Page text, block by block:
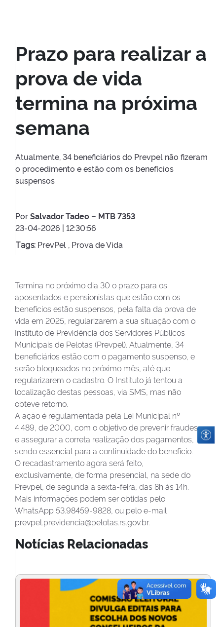
Prazo para realizar a
prova de vida
termina na próxima
semana
Atualmente, 34 beneficiários do Prevpel não fizeram
o procedimento e estão com os benefícios
suspensos
PorSalvador Tadeo – MTB 7353
23-04-2026 | 12:30:56
Tags: PrevPel , Prova de Vida
Termina no próximo dia 30 o prazo para os
aposentados e pensionistas que estão com os
benefícios estão suspensos, pela falta da prova de
vida em 2025, regularizarem a sua situação com o
Instituto de Previdência dos Servidores Públicos
Municipais de Pelotas (Prevpel). Atualmente, 34
beneficiários estão com o pagamento suspenso, e
serão bloqueados no próximo mês, até que
regularizarem o cadastro. O Instituto já tentou a
localização destas pessoas, via SMS, mas não
obteve retorno.
A ação é regulamentada pela Lei Municipal nº
4.489, de 2000, com o objetivo de prevenir fraudes
e assegurar a correta realização dos pagamentos,
sendo essencial para a continuidade do benefício.
O recadastramento agora será feito,
exclusivamente, de forma presencial, na sede do
Prevpel, de segunda a sexta-feira, das 8h às 14h.
Mais informações podem ser obtidas pelo
WhatsApp 53.98459-9828, ou pelo e-mail
prevpel.previdencia@pelotas.rs.gov.br.
Notícias Relacionadas